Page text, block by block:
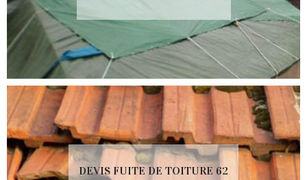
DEVIS FUITE DE TOITURE 62